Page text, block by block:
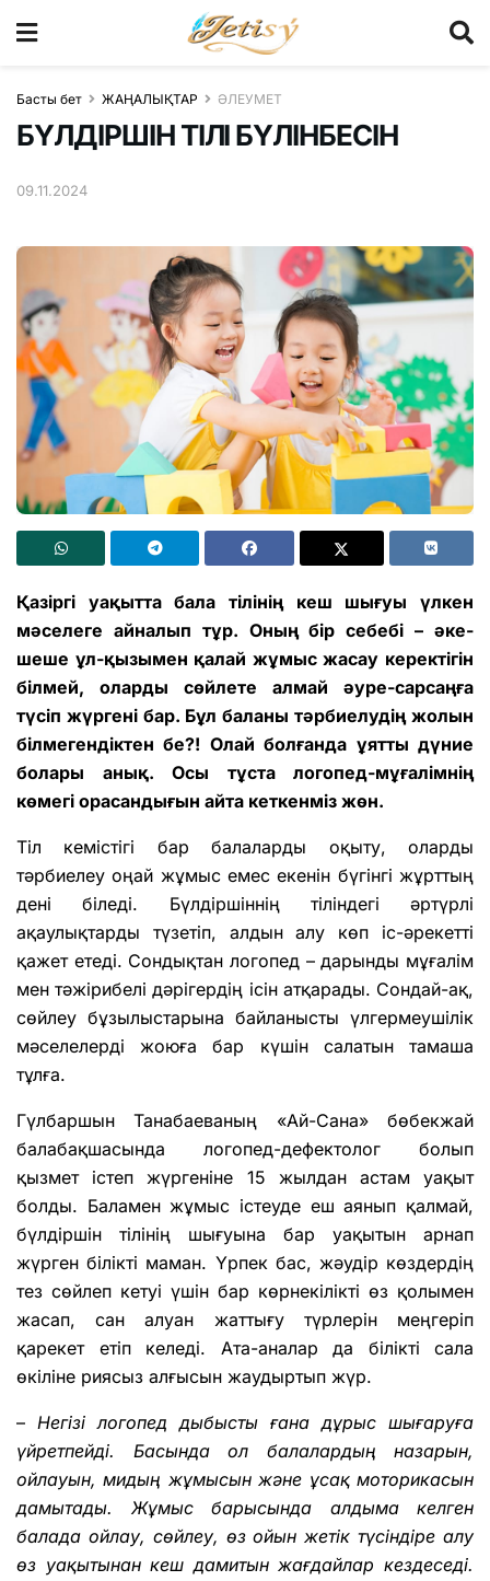
Басты бет ЖАҢАЛЫҚТАР ӘЛЕУМЕТ
БҮЛДІРШІН ТІЛІ БҮЛІНБЕСІН
09.11.2024
Қазіргі уақытта бала тілінің кеш шығуы үлкен
мәселеге айналып тұр. Оның бір себебі – әке-
шеше ұл-қызымен қалай жұмыс жасау керектігін
білмей, оларды сөйлете алмай әуре-сарсаңға
түсіп жүргені бар. Бұл баланы тәрбиелудің жолын
білмегендіктен бе?! Олай болғанда ұятты дүние
болары анық. Осы тұста логопед-мұғалімнің
көмегі орасандығын айта кеткенміз жөн.
Тіл кемістігі бар балаларды оқыту, оларды
тәрбиелеу оңай жұмыс емес екенін бүгінгі жұрттың
дені біледі. Бүлдіршіннің тіліндегі әртүрлі
ақаулықтарды түзетіп, алдын алу көп іс-әрекетті
қажет етеді. Сондықтан логопед – дарынды мұғалім
мен тәжірибелі дәрігердің ісін атқарады. Сондай-ақ,
сөйлеу бұзылыстарына байланысты үлгермеушілік
мәселелерді жоюға бар күшін салатын тамаша
тұлға.
Гүлбаршын Танабаеваның «Ай-Сана» бөбекжай
балабақшасында логопед-дефектолог болып
қызмет істеп жүргеніне 15 жылдан астам уақыт
болды. Баламен жұмыс істеуде еш аянып қалмай,
бүлдіршін тілінің шығуына бар уақытын арнап
жүрген білікті маман. Үрпек бас, жәудір көздердің
тез сөйлеп кетуі үшін бар көрнекілікті өз қолымен
жасап, сан алуан жаттығу түрлерін меңгеріп
қарекет етіп келеді. Ата-аналар да білікті сала
өкіліне риясыз алғысын жаудыртып жүр.
– Негізі логопед дыбысты ғана дұрыс шығаруға
үйретпейді. Басында ол балалардың назарын,
ойлауын, мидың жұмысын және ұсақ моторикасын
дамытады. Жұмыс барысында алдыма келген
балада ойлау, сөйлеу, өз ойын жетік түсіндіре алу
өз уақытынан кеш дамитын жағдайлар кездеседі.